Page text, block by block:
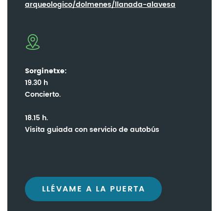
arqueologico/dolmenes/llanada-alavesa
Sorginetxe:
19.30 h
Concierto.
18.15 h.
Visita guiada con servicio de autobús
LLÉVAME A LA PUERTA